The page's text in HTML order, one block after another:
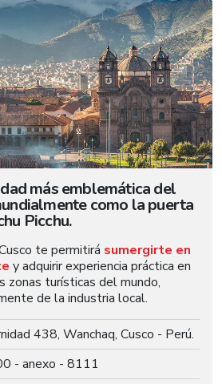
más emblemática del
como la puerta
Picchu.
te permitirá sumergirte en
y adquirir experiencia práctica en
zonas turísticas del mundo,
de la industria local.
438, Wanchaq, Cusco - Perú.
- anexo - 8111